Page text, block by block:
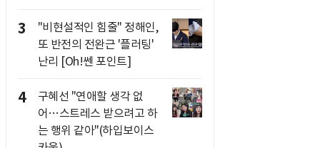
3
"비현설적인 힘줄" 정해인,
또 반전의 전완근 '플러팅'
난리 [Oh!쎈 포인트]
4
구혜선 "연애할 생각 없
어…스트레스 받으려고 하
는 행위 같아"(하입보이스